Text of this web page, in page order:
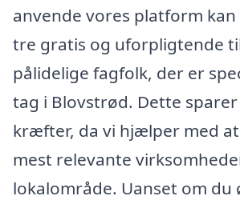
anvende vores platform
tre gratis og uforpligtende
pålidelige fagfolk, der er
tag i Blovstrød. Dette
kræfter, da vi hjælper med
mest relevante
lokalområde. Uanset om du